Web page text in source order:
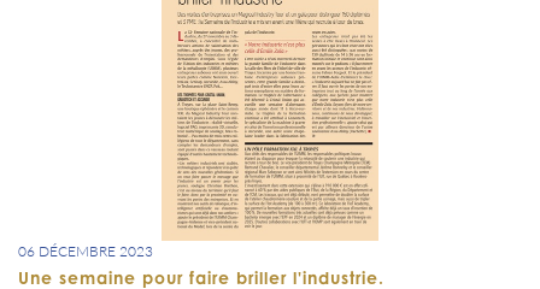
06 DÉCEMBRE 2023
Une semaine pour faire briller l'industrie.